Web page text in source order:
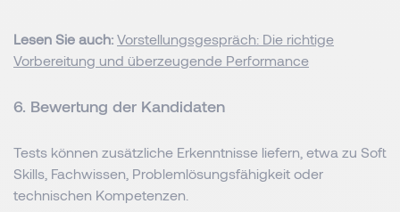
Lesen Sie auch: Vorstellungsgespräch: Die richtige
Vorbereitung und überzeugende Performance
6. Bewertung der Kandidaten
Tests können zusätzliche Erkenntnisse liefern, etwa zu Soft
Skills, Fachwissen, Problemlösungsfähigkeit oder
technischen Kompetenzen.